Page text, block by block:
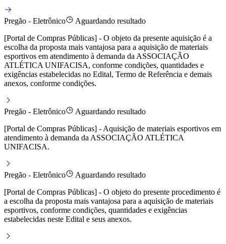
Pregão - Eletrônico
Aguardando resultado
[Portal de Compras Públicas] - O objeto da presente aquisição é a
escolha da proposta mais vantajosa para a aquisição de materiais
esportivos em atendimento à demanda da ASSOCIAÇÃO
ATLÉTICA UNIFACISA, conforme condições, quantidades e
exigências estabelecidas no Edital, Termo de Referência e demais
anexos, conforme condições.
Pregão - Eletrônico
Aguardando resultado
[Portal de Compras Públicas] - Aquisição de materiais esportivos em
atendimento à demanda da ASSOCIAÇÃO ATLÉTICA
UNIFACISA.
Pregão - Eletrônico
Aguardando resultado
[Portal de Compras Públicas] - O objeto do presente procedimento é
a escolha da proposta mais vantajosa para a aquisição de materiais
esportivos, conforme condições, quantidades e exigências
estabelecidas neste Edital e seus anexos.